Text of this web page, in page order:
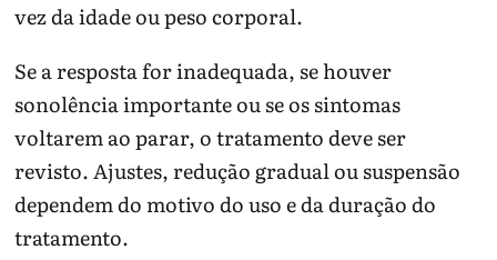
vez da idade ou peso corporal.
Se a resposta for inadequada, se houver
sonolência importante ou se os sintomas
voltarem ao parar, o tratamento deve ser
revisto. Ajustes, redução gradual ou suspensão
dependem do motivo do uso e da duração do
tratamento.